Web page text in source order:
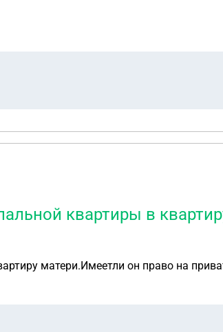
квартиры в
матери.Имеетли он право на